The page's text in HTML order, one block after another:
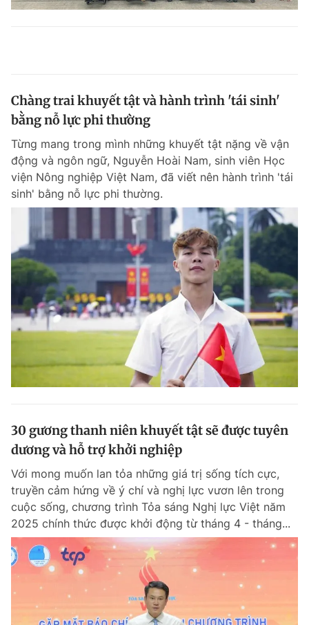
Chàng trai khuyết tật và hành trình 'tái sinh'
bằng nỗ lực phi thường
Từng mang trong mình những khuyết tật nặng về vận
động và ngôn ngữ, Nguyễn Hoài Nam, sinh viên Học
viện Nông nghiệp Việt Nam, đã viết nên hành trình 'tái
sinh' bằng nỗ lực phi thường.
30 gương thanh niên khuyết tật sẽ được tuyên
dương và hỗ trợ khởi nghiệp
Với mong muốn lan tỏa những giá trị sống tích cực,
truyền cảm hứng về ý chí và nghị lực vươn lên trong
cuộc sống, chương trình Tỏa sáng Nghị lực Việt năm
2025 chính thức được khởi động từ tháng 4 - tháng...